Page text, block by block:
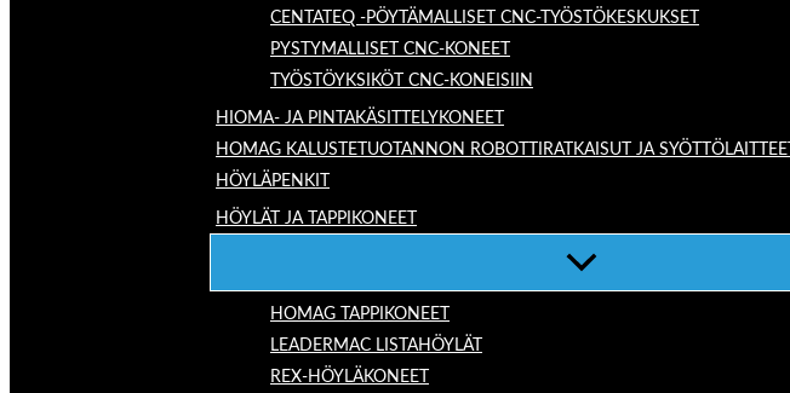
CENTATEQ -PÖYTÄMALLISET CNC-TYÖSTÖKESKUKSET
PYSTYMALLISET CNC-KONEET
TYÖSTÖYKSIKÖT CNC-KONEISIIN
HIOMA- JA PINTAKÄSITTELYKONEET
HOMAG KALUSTETUOTANNON ROBOTTIRATKAISUT JA SYÖTTÖLAITTEET
HÖYLÄPENKIT
HÖYLÄT JA TAPPIKONEET
HOMAG TAPPIKONEET
LEADERMAC LISTAHÖYLÄT
REX-HÖYLÄKONEET